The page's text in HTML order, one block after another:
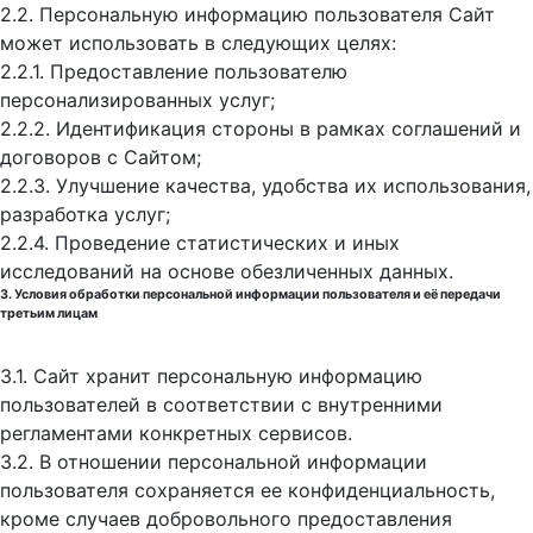
2.2. Персональную информацию пользователя Сайт
может использовать в следующих целях:
2.2.1. Предоставление пользователю
персонализированных услуг;
2.2.2. Идентификация стороны в рамках соглашений и
договоров с Сайтом;
2.2.3. Улучшение качества, удобства их использования,
разработка услуг;
2.2.4. Проведение статистических и иных
исследований на основе обезличенных данных.
3. Условия обработки персональной информации пользователя и её передачи
третьим лицам
3.1. Сайт хранит персональную информацию
пользователей в соответствии с внутренними
регламентами конкретных сервисов.
3.2. В отношении персональной информации
пользователя сохраняется ее конфиденциальность,
кроме случаев добровольного предоставления